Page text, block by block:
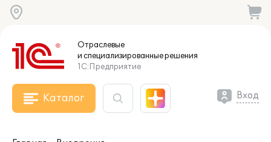
Отраслевые
и специализированныерешения
1С:Предприятие
Каталог Вход